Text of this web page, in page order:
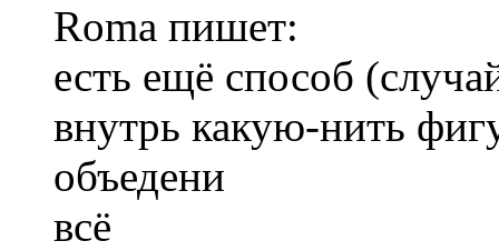
Roma пишет:
есть ещё способ
внутрь какую-нить
объедени
всё